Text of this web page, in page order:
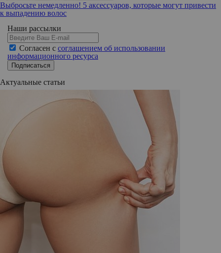
Выбросьте немедленно! 5 аксессуаров, которые могут привести
к выпадению волос
Наши рассылки
Согласен с соглашением об использовании
информационного ресурса
Подписаться
Актуальные статьи